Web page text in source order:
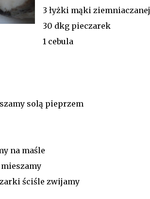
3 łyżki mąki ziemniaczanej
30 dkg pieczarek
1 cebula
solą pieprzem
na maśle
ściśle zwijamy